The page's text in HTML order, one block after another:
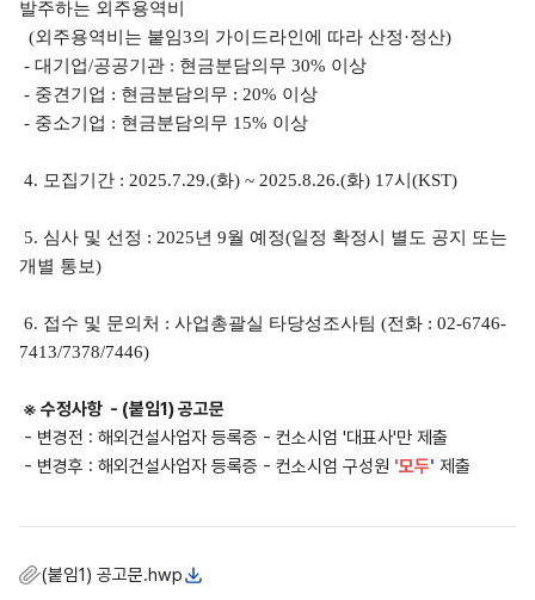
발주하는 외주용역비
(외주용역비는 붙임3의 가이드라인에 따라 산정·정산)
- 대기업/공공기관 : 현금분담의무 30% 이상
- 중견기업 : 현금분담의무 : 20% 이상
- 중소기업 : 현금분담의무 15% 이상
4. 모집기간 : 2025.7.29.(화) ~ 2025.8.26.(화) 17시 (KST)
5. 심사 및 선정 : 2025년 9월 예정(일정 확정시 별도 공지 또는
개별 통보)
6. 접수 및 문의처 : 사업총괄실 타당성조사팀 (전화 : 02-6746-
7413/7378/7446)
※ 수정사항 - (붙임1) 공고문
- 변경전 : 해외건설사업자 등록증 - 컨소시엄 '대표사'만 제출
- 변경후 : 해외건설사업자 등록증 - 컨소시엄 구성원 '모두' 제출
(붙임1) 공고문.hwp